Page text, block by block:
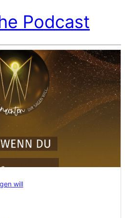
Podcast
will